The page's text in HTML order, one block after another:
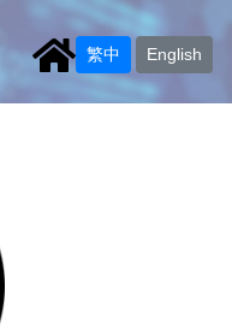
繁中 English